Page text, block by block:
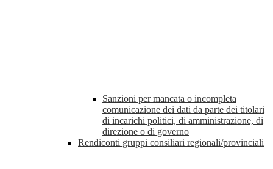
Sanzioni per mancata o incompleta
comunicazione dei dati da parte dei titolari
di incarichi politici, di amministrazione, di
direzione o di governo
Rendiconti gruppi consiliari regionali/provinciali